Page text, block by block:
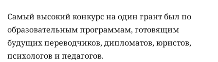
Самый высокий конкурс на один грант был по
образовательным программам, готовящим
будущих переводчиков, дипломатов, юристов,
психологов и педагогов.